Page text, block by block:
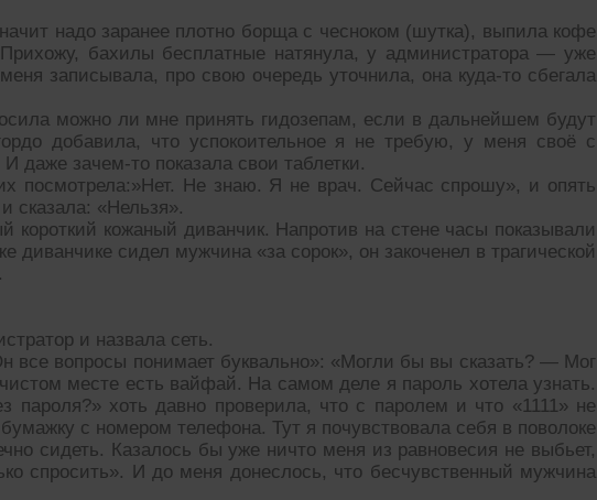
надо заранее плотно борща с чесноком (шутка), выпила кофе
бахилы бесплатные натянула, у администратора — уже
записывала, про свою очередь уточнила, она куда-то сбегала
можно ли мне принять гидозепам, если в дальнейшем будут
добавила, что успокоительное я не требую, у меня своё с
даже зачем-то показала свои таблетки.
посмотрела:»Нет. Не знаю. Я не врач. Сейчас спрошу», и опять
сказала: «Нельзя».
короткий кожаный диванчик. Напротив на стене часы показывали
диванчике сидел мужчина «за сорок», он закоченел в трагической
и назвала сеть.
все вопросы понимает буквально»: «Могли бы вы сказать? — Мог
месте есть вайфай. На самом деле я пароль хотела узнать.
пароля?» хоть давно проверила, что с паролем и что «1111» не
с номером телефона. Тут я почувствовала себя в поволоке
сидеть. Казалось бы уже ничто меня из равновесия не выбьет,
спросить». И до меня донеслось, что бесчувственный мужчина